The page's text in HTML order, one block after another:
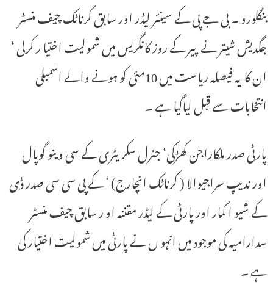
بنگلورو ۔ بی جے پی کے سینئر لیڈر اور سابق کرناٹک چیف منسٹر
جگدیش شیتر نے پیر کے روز کانگریس میں شمولیت اختیا ر کرلی ‘
ان کا یہ فیصلہ ریاست میں 10مئی کو ہونے والے اسمبلی
انتخابات سے قبل لیاگیا ہے ۔
پارٹی صدر ملکاراجن کھڑکی‘ جنرل سکریٹری کے سی وینو گوپال
اور ندیپ سراجیوالا ( کرناٹک انچارج) ‘ کے پی سی سی صدر ڈی
کے شیو ا کمار اور پارٹی کے لیڈر مقننہ او ر سابق چیف منسٹر
سدارامیہ کی موجود میں انہو ں نے پارٹی میں شمولیت اختیار کی
ہے ۔